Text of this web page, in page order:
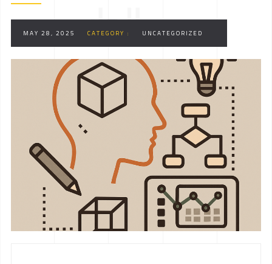
الحاسوبي
MAY 28, 2025 CATEGORY : UNCATEGORIZED